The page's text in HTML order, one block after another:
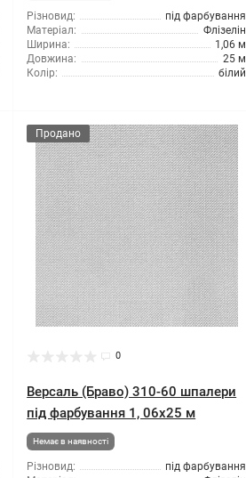
Різновид:
під фарбування
Матеріал:
Флізелін
Ширина:
1,06 м
Довжина:
25 м
Колір:
білий
Продано
0
Версаль (Браво) 310-60 шпалери
під фарбування 1, 06x25 м
Немає в наявності
Різновид:
під фарбування